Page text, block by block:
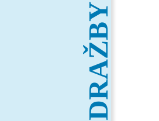
DRAŽBY